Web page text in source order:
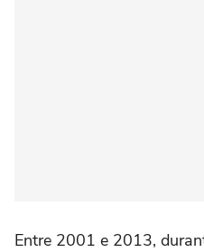
Entre 2001 e 2013,